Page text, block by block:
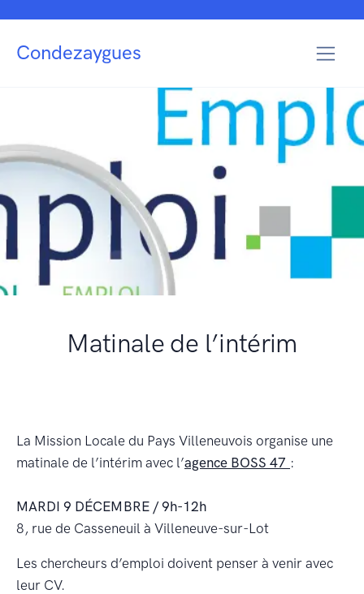
Condezaygues
Matinale de l’intérim
La Mission Locale du Pays Villeneuvois organise une
matinale de l’intérim avec l’agence BOSS 47 :
MARDI 9 DÉCEMBRE / 9h-12h
8, rue de Casseneuil à Villeneuve-sur-Lot
Les chercheurs d’emploi doivent penser à venir avec
leur CV.